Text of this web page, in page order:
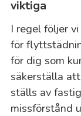
viktiga
I regel följer
för
för dig som
säkerställa
ställs av
missförstånd